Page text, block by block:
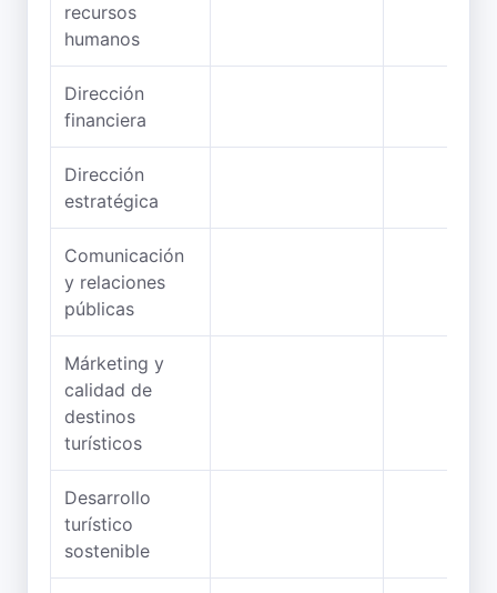
recursos
humanos
Dirección
financiera
Dirección
estratégica
Comunicación
y relaciones
públicas
Márketing y
calidad de
destinos
turísticos
Desarrollo
turístico
sostenible